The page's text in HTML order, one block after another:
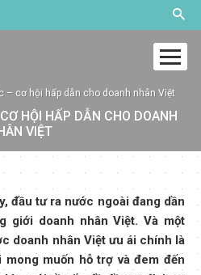
– cơ hội hấp dẫn cho doanh nhân Việt
HỘI HẤP DẪN CHO DOANH
VIỆT
đầu tư ra nước ngoài đang dần
giới doanh nhân Việt. Và một
doanh nhân Việt ưu ái chính là
muốn hỗ trợ và đem đến